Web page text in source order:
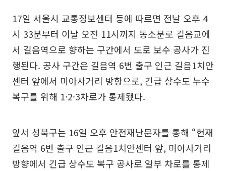
17일 서울시 교통정보센터 등에 따르면 전날 오후 4
시 33분부터 이날 오전 11시까지 동소문로 길음교에
서 길음역으로 향하는 구간에서 도로 보수 공사가 진
행된다. 공사 구간은 길음역 6번 출구 인근 길음1치안
센터 앞에서 미아사거리 방향으로, 긴급 상수도 누수
복구를 위해 1·2·3차로가 통제됐다.
앞서 성북구는 16일 오후 안전재난문자를 통해 “현재
길음역 6번 출구 인근 길음1치안센터 앞, 미아사거리
방향에서 긴급 상수도 복구 공사로 일부 차로를 통제